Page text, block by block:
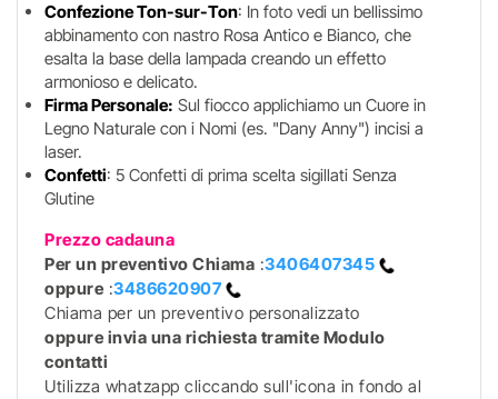
Confezione Ton-sur-Ton: In foto vedi un bellissimo
abbinamento con nastro Rosa Antico e Bianco, che
esalta la base della lampada creando un effetto
armonioso e delicato.
Firma Personale: Sul fiocco applichiamo un Cuore in
Legno Naturale con i Nomi (es. "Dany Anny") incisi a
laser.
Confetti: 5 Confetti di prima scelta sigillati Senza
Glutine
Prezzo cadauna
Per un preventivo Chiama :3406407345
oppure :3486620907
Chiama per un preventivo personalizzato
oppure invia una richiesta tramite Modulo
contatti
Utilizza whatzapp cliccando sull'icona in fondo al